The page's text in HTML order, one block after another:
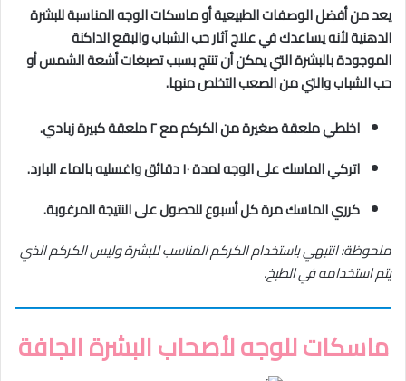
يعد من أفضل الوصفات الطبيعية أو ماسكات الوجه المناسبة للبشرة
الدهنية لأنه يساعدك في علاج آثار حب الشباب والبقع الداكنة
الموجودة بالبشرة التي يمكن أن تنتج بسبب تصبغات أشعة الشمس أو
حب الشباب والتي من الصعب التخلص منها.
اخلطي ملعقة صغيرة من الكركم مع ٢ ملعقة كبيرة زبادي.
اتركي الماسك على الوجه لمدة ١٠ دقائق واغسليه بالماء البارد.
كرري الماسك مرة كل أسبوع للحصول على النتيجة المرغوبة.
ملحوظة: انتبهي باستخدام الكركم المناسب للبشرة وليس الكركم الذي
يتم استخدامه في الطبخ.
ماسكات للوجه لأصحاب البشرة الجافة